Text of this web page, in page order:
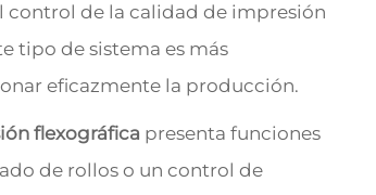
control de la calidad de impresión
tipo de sistema es más
eficazmente la producción.
flexográfica presenta funciones
de rollos o un control de